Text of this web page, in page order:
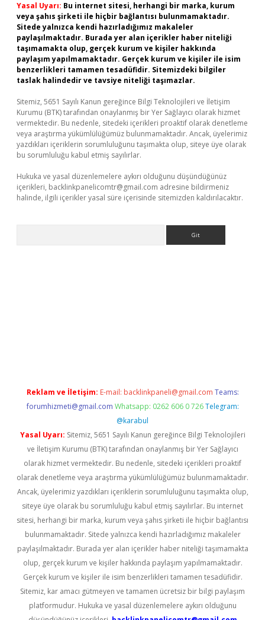
Yasal Uyarı: Bu internet sitesi, herhangi bir marka, kurum
veya şahıs şirketi ile hiçbir bağlantısı bulunmamaktadır.
Sitede yalnızca kendi hazırladığımız makaleler
paylaşılmaktadır. Burada yer alan içerikler haber niteliği
taşımamakta olup, gerçek kurum ve kişiler hakkında
paylaşım yapılmamaktadır. Gerçek kurum ve kişiler ile isim
benzerlikleri tamamen tesadüfidir. Sitemizdeki bilgiler
taslak halindedir ve tavsiye niteliği taşımazlar.
Sitemiz, 5651 Sayılı Kanun gereğince Bilgi Teknolojileri ve İletişim
Kurumu (BTK) tarafından onaylanmış bir Yer Sağlayıcı olarak hizmet
vermektedir. Bu nedenle, sitedeki içerikleri proaktif olarak denetleme
veya araştırma yükümlülüğümüz bulunmamaktadır. Ancak, üyelerimiz
yazdıkları içeriklerin sorumluluğunu taşımakta olup, siteye üye olarak
bu sorumluluğu kabul etmiş sayılırlar.
Hukuka ve yasal düzenlemelere aykırı olduğunu düşündüğünüz
içerikleri, backlinkpanelicomtr@gmail.com adresine bildirmeniz
halinde, ilgili içerikler yasal süre içerisinde sitemizden kaldırılacaktır.
Reklam ve İletişim: E-mail: backlinkpaneli@gmail.com Teams:
forumhizmeti@gmail.com Whatsapp: 0262 606 0 726 Telegram:
@karabul
Yasal Uyarı: Sitemiz, 5651 Sayılı Kanun gereğince Bilgi Teknolojileri
ve İletişim Kurumu (BTK) tarafından onaylanmış bir Yer Sağlayıcı
olarak hizmet vermektedir. Bu nedenle, sitedeki içerikleri proaktif
olarak denetleme veya araştırma yükümlülüğümüz bulunmamaktadır.
Ancak, üyelerimiz yazdıkları içeriklerin sorumluluğunu taşımakta olup,
siteye üye olarak bu sorumluluğu kabul etmiş sayılırlar. Bu internet
sitesi, herhangi bir marka, kurum veya şahıs şirketi ile hiçbir bağlantısı
bulunmamaktadır. Sitede yalnızca kendi hazırladığımız makaleler
paylaşılmaktadır. Burada yer alan içerikler haber niteliği taşımamakta
olup, gerçek kurum ve kişiler hakkında paylaşım yapılmamaktadır.
Gerçek kurum ve kişiler ile isim benzerlikleri tamamen tesadüfidir.
Sitemiz, kar amacı gütmeyen ve tamamen ücretsiz bir bilgi paylaşım
platformudur. Hukuka ve yasal düzenlemelere aykırı olduğunu